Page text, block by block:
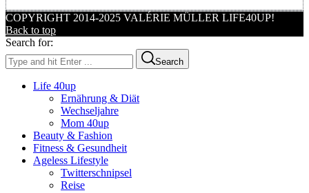
COPYRIGHT 2014-2025 VALÉRIE MÜLLER LIFE40UP!
Back to top
Search for:
Search
Life 40up
Ernährung & Diät
Wechseljahre
Mom 40up
Beauty & Fashion
Fitness & Gesundheit
Ageless Lifestyle
Twitterschnipsel
Reise